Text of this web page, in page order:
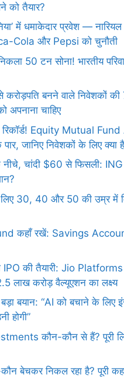
को तैयार?
में धमाकेदार प्रवेश — नारियल
Cola और Pepsi को चुनौती
50 टन सोना! भारतीय
बनने वाले निवेशकों
अपनाना चाहिए
रिकॉर्ड! Equity Mutual
पार, जानिए निवेशकों के लिए क्या
चांदी $60 से फिसली: ING
30, 40 और 50 की उम्र में
कहाँ रखें: Savings
IPO की तैयारी: Jio
लाख करोड़ वैल्यूएशन का लक्ष्य
बयान: “AI को बचाने के लिए
होगी”
कौन-कौन से हैं? पूरी
बेचकर निकल रहा है? पूरी